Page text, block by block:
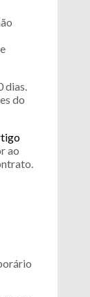
dias.
do
ao